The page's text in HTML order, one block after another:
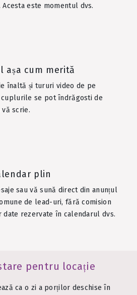
Acesta este momentul dvs.
așa cum merită
înaltă și tururi video de pe
cuplurile se pot îndrăgosti de
scrie.
plin
sau vă sună direct din anunțul
de lead-uri, fără comision
rezervate în calendarul dvs.
pentru locație
ca o zi a porților deschise în